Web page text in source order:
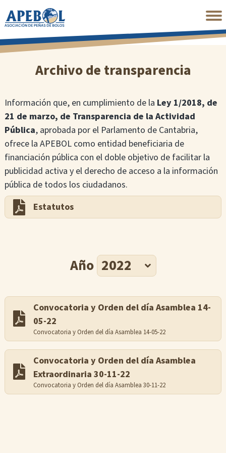
al
principal
Archivo de transparencia
Información que, en cumplimiento de la Ley 1/2018, de
21 de marzo, de Transparencia de la Actividad
Pública, aprobada por el Parlamento de Cantabria,
ofrece la APEBOL como entidad beneficiaria de
financiación pública con el doble objetivo de facilitar la
publicidad activa y el derecho de acceso a la información
pública de todos los ciudadanos.
Estatutos
Año
Convocatoria y Orden del día Asamblea 14-
05-22
Convocatoria y Orden del día Asamblea 14-05-22
Convocatoria y Orden del día Asamblea
Extraordinaria 30-11-22
Convocatoria y Orden del día Asamblea 30-11-22